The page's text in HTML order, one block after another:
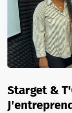
Starget &